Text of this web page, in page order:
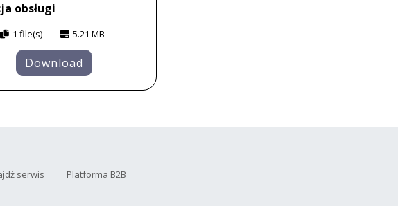
obsługi
1 file(s) 5.21 MB
Download
serwis Platforma B2B